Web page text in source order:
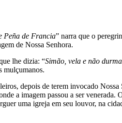
Peña de Francia” narra que o
de Nossa Senhora.
lhe dizia: “Simão, vela e não
mulçumanos.
depois de terem invocado Nossa
a imagem passou a ser venerada.
uma igreja em seu louvor, na